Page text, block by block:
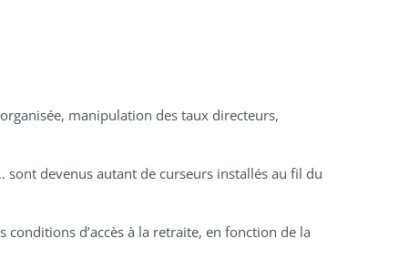
manipulation des taux directeurs,
devenus autant de curseurs installés au fil du
d’accès à la retraite, en fonction de la